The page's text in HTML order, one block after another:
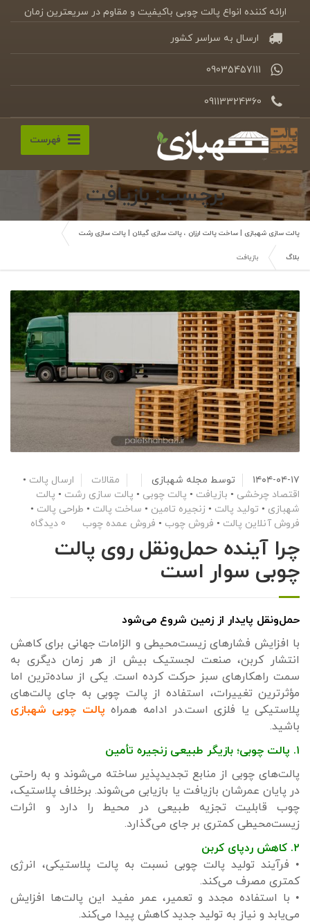
ارائه کننده انواع پالت چوبی باکیفیت و مقاوم در سریعترین زمان
ارسال به سراسر کشور
09035457111
09113324360
فهرست
برچسب: بازیافت
پالت سازی شهبازی | ساخت پالت ارزان ، پالت سازی گیلان | پالت سازی رشت
بلاگ بازیافت
۱۴۰۴-۰۴-۱۷ توسط مجله شهبازی مقالات ارسال پالت •
اقتصاد چرخشی • بازیافت • پالت چوبی • پالت سازی رشت • پالت
شهبازی • تولید پالت • زنجیره تامین • ساخت پالت • طراحی پالت •
فروش آنلاین پالت • فروش چوب • فروش عمده چوب 0 دیدگاه
چرا آینده حمل‌ونقل روی پالت
چوبی سوار است
حمل‌ونقل پایدار از زمین شروع می‌شود
با افزایش فشارهای زیست‌محیطی و الزامات جهانی برای کاهش
انتشار کربن، صنعت لجستیک بیش از هر زمان دیگری به
سمت راهکارهای سبز حرکت کرده است. یکی از ساده‌ترین اما
مؤثرترین تغییرات، استفاده از پالت چوبی به جای پالت‌های
پلاستیکی یا فلزی است.در ادامه همراهپالت چوبی شهبازی
باشید.
۱. ‌پالت چوبی؛ بازیگر طبیعی زنجیره تأمین
پالت‌های چوبی از منابع تجدیدپذیر ساخته می‌شوند و به راحتی
در پایان عمرشان بازیافت یا بازیابی می‌شوند. برخلاف پلاستیک،
چوب قابلیت تجزیه طبیعی در محیط را دارد و اثرات
زیست‌محیطی کمتری بر جای می‌گذارد.
۲. ‌کاهش ردپای کربن
• فرآیند تولید پالت چوبی نسبت به پالت پلاستیکی، انرژی
کمتری مصرف می‌کند.
• با استفاده مجدد و تعمیر، عمر مفید این پالت‌ها افزایش
می‌یابد و نیاز به تولید جدید کاهش پیدا می‌کند.